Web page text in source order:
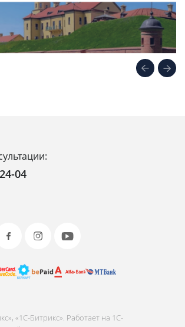
04
«1С-Битрикс». Работает на 1С-